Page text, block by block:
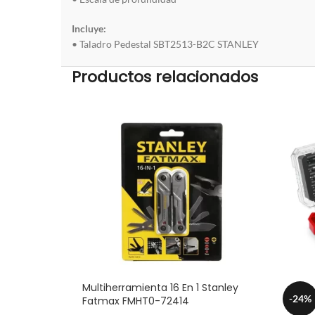
Incluye:
• Taladro Pedestal SBT2513-B2C STANLEY
Productos relacionados
Multiherramienta 16 En 1 Stanley
Fatmax FMHT0-72414
-24%